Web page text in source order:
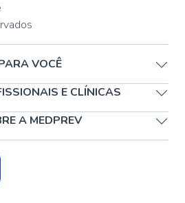
VOCÊ
E CLÍNICAS
A MEDPREV